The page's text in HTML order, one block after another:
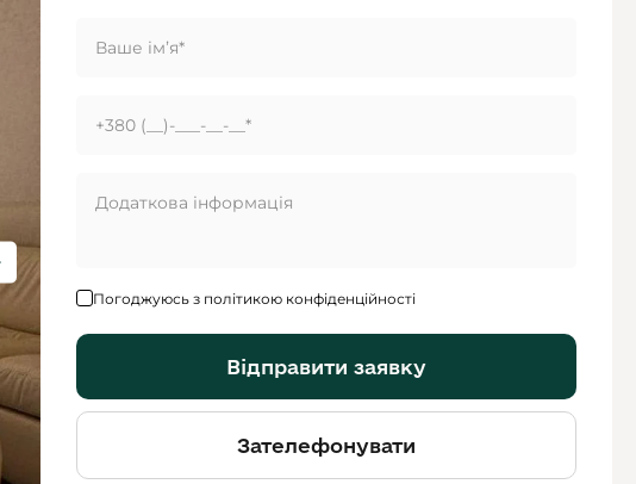
Погоджуюсь з політикою конфіденційності
Відправити заявку
Зателефонувати